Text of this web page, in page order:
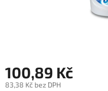
100,89 Kč
83,38 Kč bez DPH